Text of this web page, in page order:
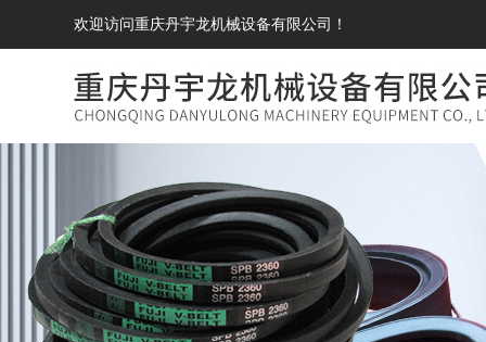
欢迎访问重庆丹宇龙机械设备有限公司！